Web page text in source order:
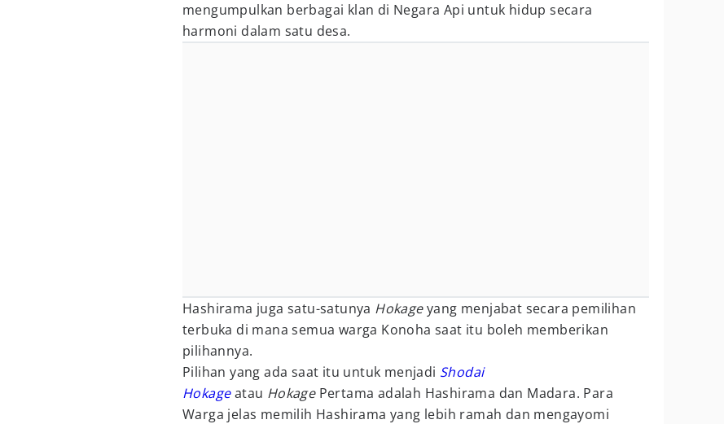
mengumpulkan berbagai klan di Negara Api untuk hidup secara
harmoni dalam satu desa.
Hashirama juga satu-satunya Hokageyang menjabat secara pemilihan
terbuka di mana semua warga Konoha saat itu boleh memberikan
pilihannya.
Pilihan yang ada saat itu untuk menjadi Shodai
Hokage atau Hokage Pertama adalah Hashirama dan Madara. Para
Warga jelas memilih Hashirama yang lebih ramah dan mengayomi